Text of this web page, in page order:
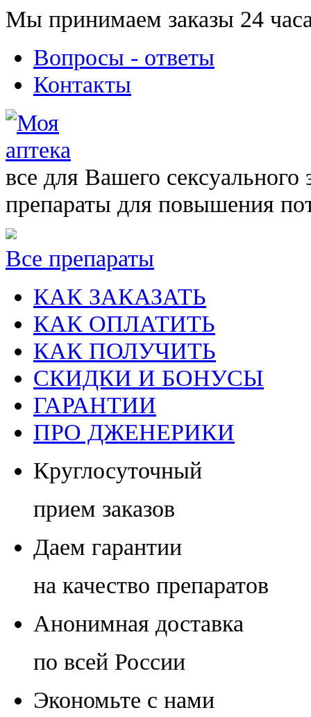
Мы принимаем заказы 24
Вопросы - ответы
Контакты
все для Вашего сексуального
препараты для повышения
Все препараты
КАК ЗАКАЗАТЬ
КАК ОПЛАТИТЬ
КАК ПОЛУЧИТЬ
СКИДКИ И БОНУСЫ
ГАРАНТИИ
ПРО ДЖЕНЕРИКИ
Круглосуточный
прием заказов
Даем гарантии
на качество препаратов
Анонимная доставка
по всей России
Экономьте с нами